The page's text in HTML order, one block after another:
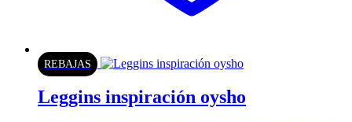
REBAJAS
Leggins inspiración oysho